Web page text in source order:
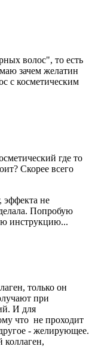
волос", то есть
зачем желатин
с косметическим
где то
Скорее всего
эффекта не
Попробую
инструкцию...
только он
при
И для
что не проходит
- желирующее.
коллаген,